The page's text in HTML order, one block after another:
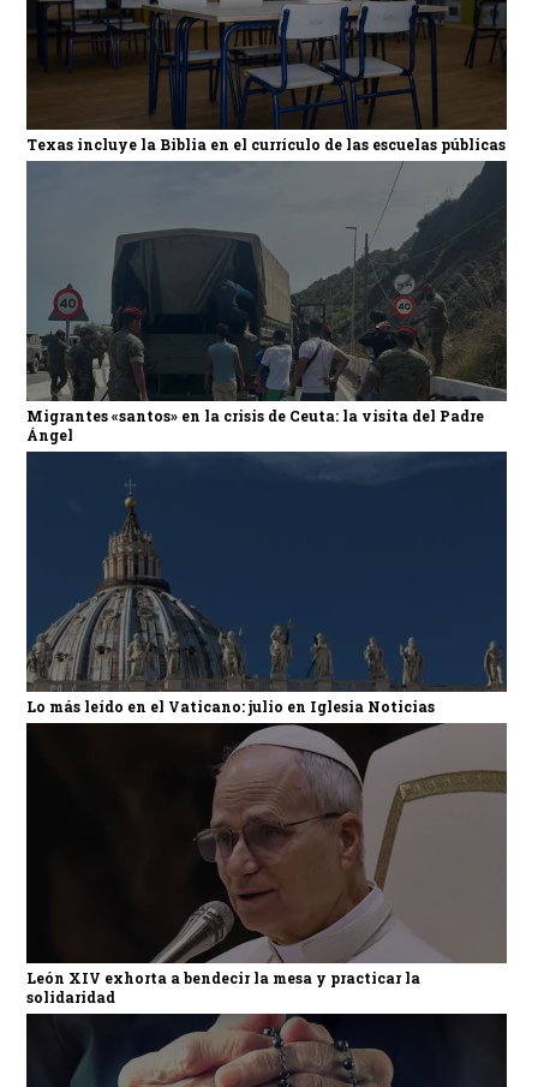
Texas incluye la Biblia en el currículo de las escuelas públicas
Migrantes «santos» en la crisis de Ceuta: la visita del Padre
Ángel
Lo más leído en el Vaticano: julio en Iglesia Noticias
León XIV exhorta a bendecir la mesa y practicar la
solidaridad